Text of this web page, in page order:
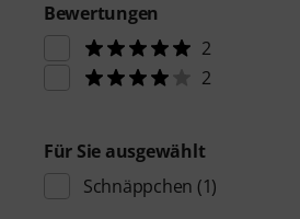
Bewertungen
2
2
Für Sie ausgewählt
Schnäppchen (1)